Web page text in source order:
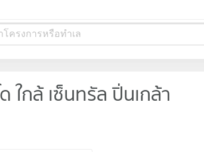
ครงการหรือทำเล
ใกล้ เซ็นทรัล ปิ่นเกล้า